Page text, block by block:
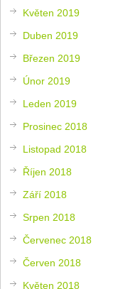
Květen 2019
Duben 2019
Březen 2019
Únor 2019
Leden 2019
Prosinec 2018
Listopad 2018
Říjen 2018
Září 2018
Srpen 2018
Červenec 2018
Červen 2018
Květen 2018